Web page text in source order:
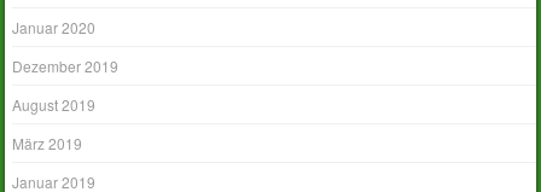
Januar 2020
Dezember 2019
August 2019
März 2019
Januar 2019